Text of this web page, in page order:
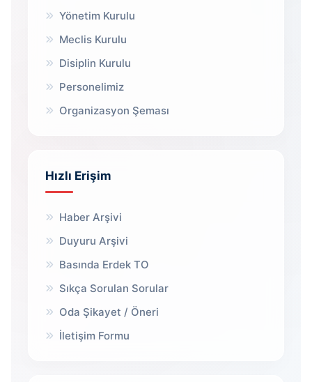
Yönetim Kurulu
Meclis Kurulu
Disiplin Kurulu
Personelimiz
Organizasyon Şeması
Hızlı Erişim
Haber Arşivi
Duyuru Arşivi
Basında Erdek TO
Sıkça Sorulan Sorular
Oda Şikayet / Öneri
İletişim Formu